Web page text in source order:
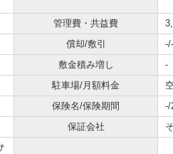
管理費・共益費
償却/敷引
-/-
敷金積み増し
-
駐車場/月額料金
保険名/保険期間
-/
保証会社